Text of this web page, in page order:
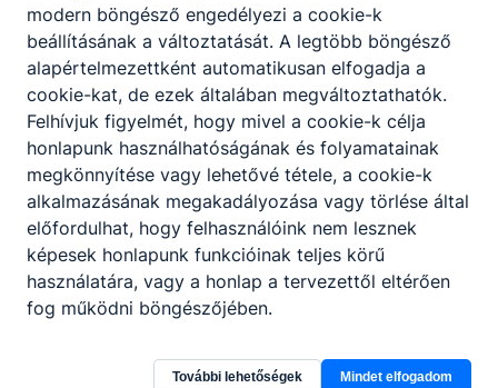
Jelentkezési határidő
2026-08-31
Munkaviszony jellege
Teljes munkaidő
Munkavégzés helye
Szentendre
Partnereink
modern böngésző engedélyezi a cookie-k
beállításának a változtatását. A legtöbb böngésző
alapértelmezettként automatikusan elfogadja a
cookie-kat, de ezek általában megváltoztathatók.
Felhívjuk figyelmét, hogy mivel a cookie-k célja
honlapunk használhatóságának és folyamatainak
megkönnyítése vagy lehetővé tétele, a cookie-k
alkalmazásának megakadályozása vagy törlése által
előfordulhat, hogy felhasználóink nem lesznek
képesek honlapunk funkcióinak teljes körű
használatára, vagy a honlap a tervezettől eltérően
fog működni böngészőjében.
További lehetőségek Mindet elfogadom